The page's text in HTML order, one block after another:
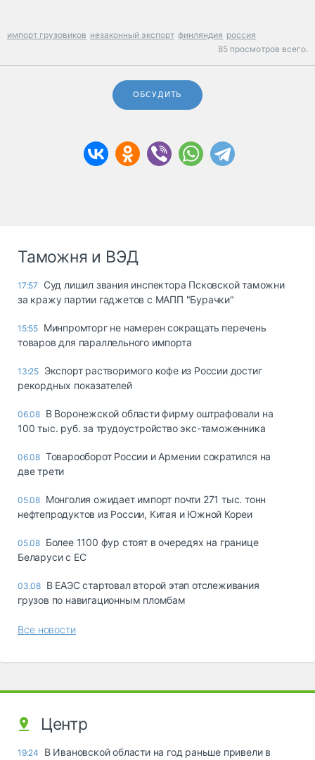
импорт грузовиков незаконный экспорт финляндия россия
85 просмотров всего.
ОБСУДИТЬ
Таможня и ВЭД
17:57
Суд лишил звания инспектора Псковской таможни
за кражу партии гаджетов с МАПП "Бурачки"
15:55 Минпромторг не намерен сокращать перечень
товаров для параллельного импорта
13:25 Экспорт растворимого кофе из России достиг
рекордных показателей
06.08 В Воронежской области фирму оштрафовали на
100 тыс. руб. за трудоустройство экс-таможенника
06.08 Товарооборот России и Армении сократился на
две трети
05.08 Монголия ожидает импорт почти 271 тыс. тонн
нефтепродуктов из России, Китая и Южной Кореи
05.08 Более 1100 фур стоят в очередях на границе
Беларуси с ЕС
03.08 В ЕАЭС стартовал второй этап отслеживания
грузов по навигационным пломбам
Все новости
Центр
19:24
В Ивановской области на год раньше привели в